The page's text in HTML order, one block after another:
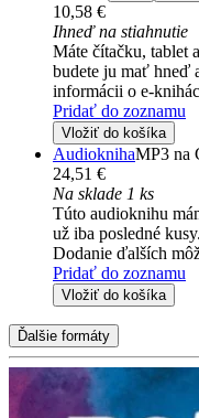
10,58 €
Ihneď na stiahnutie
Máte čítačku, tablet
budete ju mať hneď
informácii o e-
Pridať do zoznamu
Vložiť do košíka
AudioknihaMP3 na
24,51 €
Na sklade 1 ks
Túto audioknihu
už iba posledné
Dodanie ďalších
Pridať do zoznamu
Vložiť do košíka
Ďalšie formáty